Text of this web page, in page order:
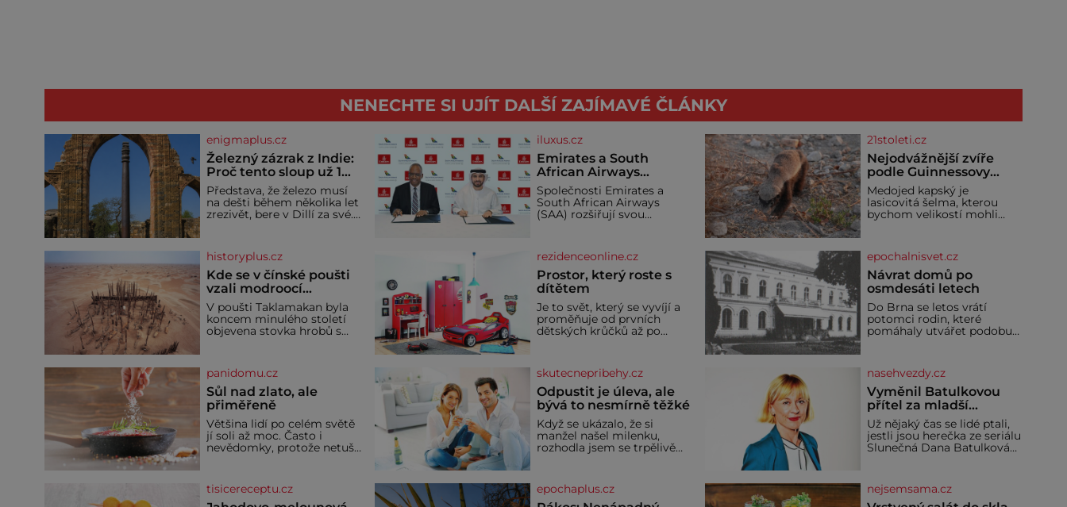
NENECHTE SI UJÍT DALŠÍ ZAJÍMAVÉ ČLÁNKY
enigmaplus.cz
Železný zázrak z Indie:
Proč tento sloup už 1
600 let nezná rez?
Představa, že železo musí
na dešti během několika let
zrezivět, bere v Dillí za své.
vysoký železný sloup, který
už přibližně 1 600 let
odolává počasí
iluxus.cz
Emirates a South
African Airways
rozšiřují partnerství.
Cestujícím nově
zpřístupní dalších
Společnosti Emirates a
South African Airways
(SAA) rozšiřují svou
dohoda zpřístupní
cestujícím devět dalších
destinací v jižní a střední
Africe a u
21stoleti.cz
Nejodvážnější zvíře
podle Guinnessovy
knihy rekordů?
Šelmička s pruhem na
hřbetě!
Medojed kapský je
lasicovitá šelma, kterou
bychom velikostí mohli
nebojácná, ostatně bývá
označována za
nejodvážnější zvíře vůbec. V
této souvislosti je dokonc
historyplus.cz
Kde se v čínské poušti
vzali modroocí
blonďáci?
V poušti Taklamakan byla
koncem minulého století
objevena stovka hrobů s
byli pohřbeni s úctou a
četnými milodary. Asi
nejvíc přitom vědce zaujal
hrob tříměsíčního
chlapečka s modrou
filcovou čapkou, z níž se
draly blonďaté vlásky. Fakt,
že jsou těla dávných lidí
klimatickým podmínkám.
Sucho, prosolené písky a
rezidenceonline.cz
Prostor, který roste s
dítětem
Je to svět, který se vyvíjí a
proměňuje od prvních
dětských krůčků až po
bezpečí, kreativitu,
soustředění i odpočinek a
reaguje na každou etapu
života a specifické potřeby
dítěte. Pro nejmenší je
klíčová jednoduchost,
měkkost a bezpečí, proto
by pokoj miminka měl
epochalnisvet.cz
Návrat domů po
osmdesáti letech
Do Brna se letos vrátí
potomci rodin, které
pomáhaly utvářet podobu
světová válka. Příběhy rodů
Placzek, Löw-Beer,
Fuhrmann, Kohn a Stiassni
se stanou jednou z hlavních
dramaturgických linií
festivalu židovské kultury
ŠTETL FEST 2026. Některé
návraty nejsou jednoduché.
vyprávění, už dávno
panidomu.cz
Sůl nad zlato, ale
přiměřeně
Většina lidí po celém světě
jí soli až moc. Často i
nevědomky, protože netuší,
vyráběných potravinách,
dokonce i těch sladkých.
skutecnepribehy.cz
Odpustit je úleva, ale
bývá to nesmírně těžké
Když se ukázalo, že si
manžel našel milenku,
rozhodla jsem se trpělivě
rodině. Možná je to jedna z
nejtěžších věcí na světě. Ale
nasehvezdy.cz
Vyměnil Batulkovou
přítel za mladší
exemplář?
Už nějaký čas se lidé ptali,
jestli jsou herečka ze seriálu
Slunečná Dana Batulková
vůbec spolu. Herečka od
sebe přítele od samého
tisicereceptu.cz epochaplus.cz nejsemsama.cz